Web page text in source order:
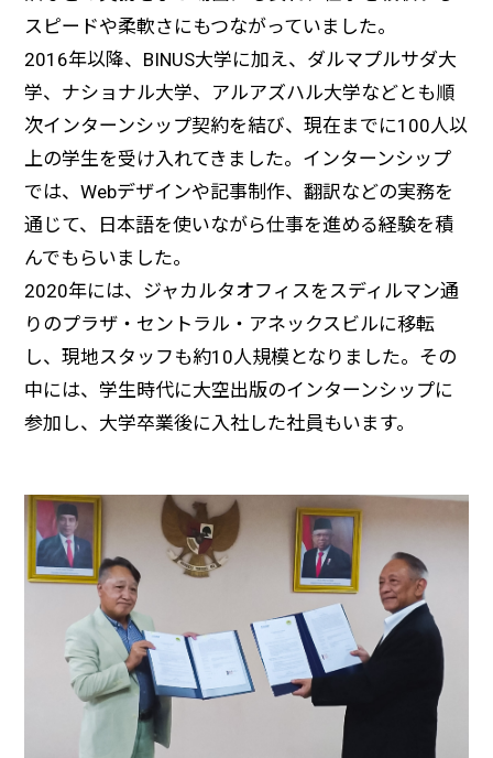
スピードや柔軟さにもつながっていました。
2016年以降、BINUS大学に加え、ダルマプルサダ大
学、ナショナル大学、アルアズハル大学などとも順
次インターンシップ契約を結び、現在までに100人以
上の学生を受け入れてきました。インターンシップ
では、Webデザインや記事制作、翻訳などの実務を
通じて、日本語を使いながら仕事を進める経験を積
んでもらいました。
2020年には、ジャカルタオフィスをスディルマン通
りのプラザ・セントラル・アネックスビルに移転
し、現地スタッフも約10人規模となりました。その
中には、学生時代に大空出版のインターンシップに
参加し、大学卒業後に入社した社員もいます。